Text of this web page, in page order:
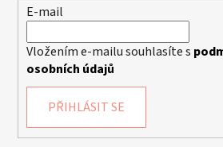
E-mail
Vložením e-mailu souhlasíte s
osobních údajů
PŘIHLÁSIT SE